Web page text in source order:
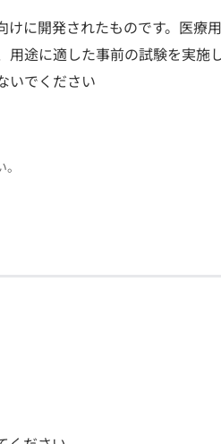
に開発されたものです。医療
途に適した事前の試験を実施
いでください